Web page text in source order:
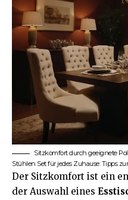
Sitzkomfort durch geeignete
Stühlen Set für jedes Zuhause: Tipps
Der Sitzkomfort ist ein
der Auswahl eines